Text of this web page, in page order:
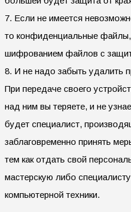
7. Если не имеется
то конфиденциальные
шифрованием файлов с
8. И не надо забыть удалить
При передаче своего
над ним вы теряете, и не
будет специалист,
заблаговременно принять
тем как отдать свой
мастерскую либо
компьютерной техники.